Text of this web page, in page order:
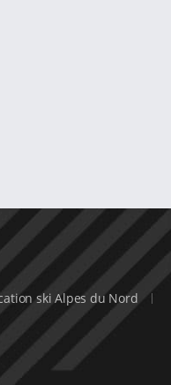
ski Alpes du Nord